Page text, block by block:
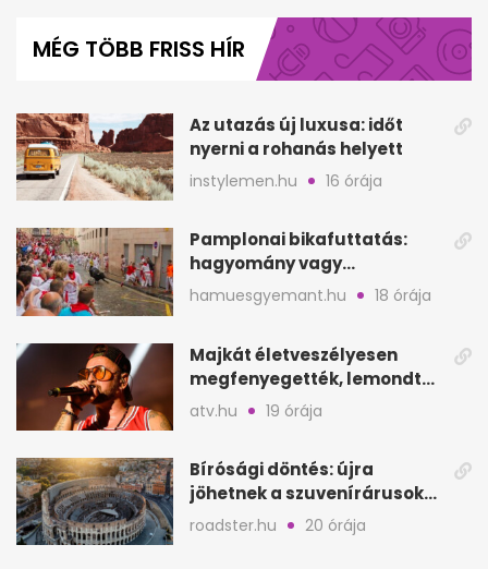
minutes,
MÉG TÖBB FRISS HÍR
Az utazás új luxusa: időt
nyerni a rohanás helyett
instylemen.hu 16 órája
Pamplonai bikafuttatás:
hagyomány vagy
értelmetlen vérontás?
hamuesgyemant.hu 18 órája
Majkát életveszélyesen
megfenyegették, lemondta
a sepsiszentgyörgyi
atv.hu 19 órája
Bírósági döntés: újra
jöhetnek a szuvenírárusok
Európa ikonikus helyére
roadster.hu 20 órája